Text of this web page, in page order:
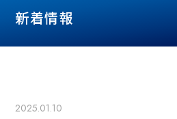
新着情報
2025.01.10